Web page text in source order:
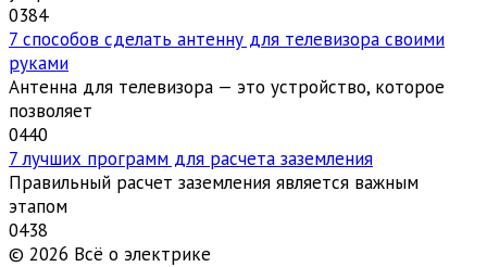
0384
7 способов сделать антенну для телевизора своими
руками
Антенна для телевизора — это устройство, которое
позволяет
0440
7 лучших программ для расчета заземления
Правильный расчет заземления является важным
этапом
0438
© 2026 Всё о электрике